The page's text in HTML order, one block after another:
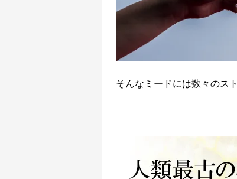
そんなミードには数々のス